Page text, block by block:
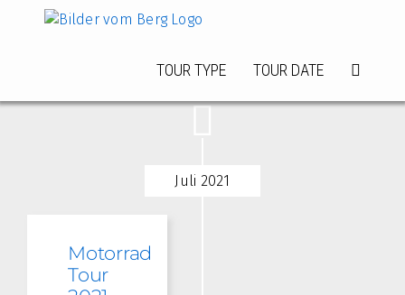
TOUR TYPE TOUR DATE
Juli 2021
Motorrad
Tour